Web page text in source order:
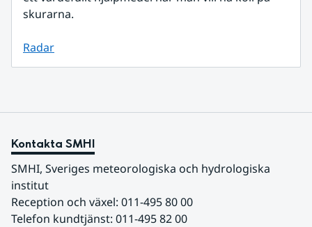
skurarna.
Radar
Kontakta SMHI
SMHI, Sveriges meteorologiska och hydrologiska
institut
Reception och växel: 011-495 80 00
Telefon kundtjänst: 011-495 82 00